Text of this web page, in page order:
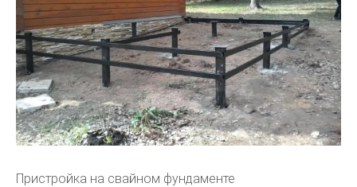
Пристройка на свайном фундаменте